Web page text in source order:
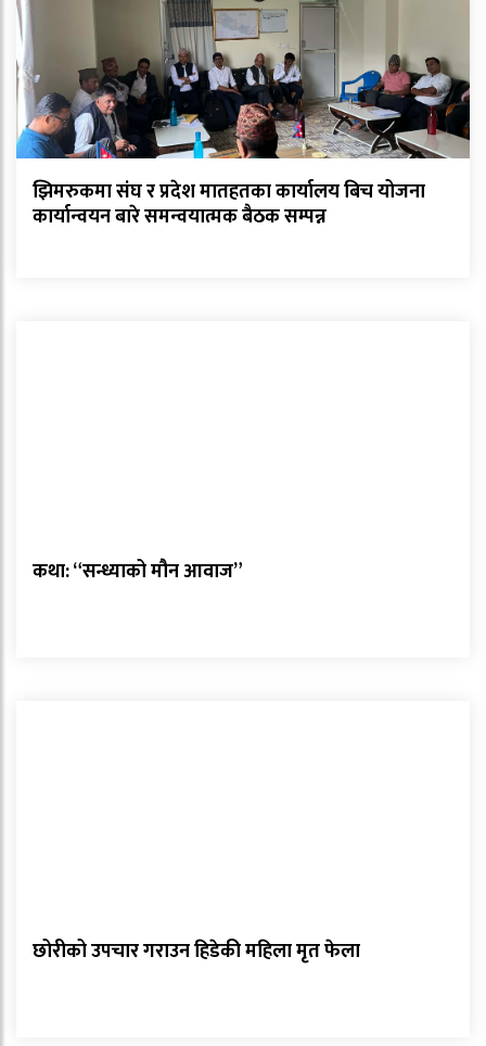
झिमरुकमा संघ र प्रदेश मातहतका कार्यालय बिच योजना
कार्यान्वयन बारे समन्वयात्मक बैठक सम्पन्न
कथा: “सन्ध्याको मौन आवाज”
छोरीको उपचार गराउन हिडेकी महिला मृत फेला